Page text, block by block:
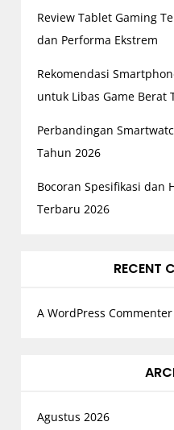
Review Tablet Gaming
dan Performa Ekstrem
Rekomendasi
untuk Libas Game Berat
Perbandingan
Tahun 2026
Bocoran Spesifikasi dan
Terbaru 2026
RECENT
A WordPress Commenter
Agustus 2026